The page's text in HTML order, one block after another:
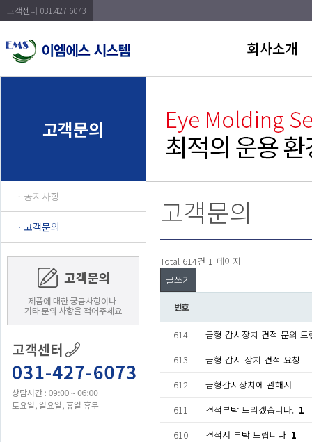
고객센터 031.427.6073
회사소개
고객문의
ㆍ공지사항
ㆍ고객문의 고객문의
Total 614건 1 페이지
글쓰기
번호
614
금형 감시장치 견적 문의
613
금형 감시 장치 견적 요청
612
금형감시장치에 관해서
611
견적부탁 드리겠습니다. 1
610
견적서 부탁 드립니다 1